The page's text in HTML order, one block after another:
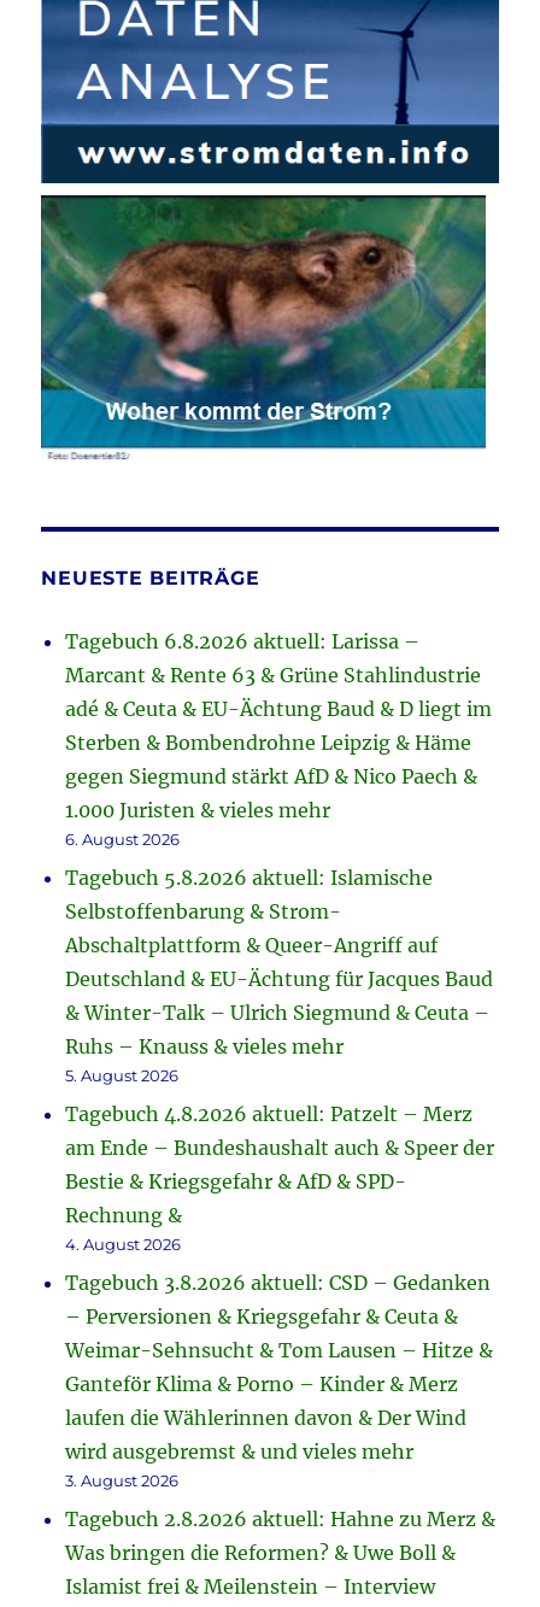
NEUESTE BEITRÄGE
Tagebuch 6.8.2026 aktuell: Larissa –
Marcant & Rente 63 & Grüne Stahlindustrie
adé & Ceuta & EU-Ächtung Baud & D liegt im
Sterben & Bombendrohne Leipzig & Häme
gegen Siegmund stärkt AfD & Nico Paech &
1.000 Juristen & vieles mehr
6. August 2026
Tagebuch 5.8.2026 aktuell: Islamische
Selbstoffenbarung & Strom-
Abschaltplattform & Queer-Angriff auf
Deutschland & EU-Ächtung für Jacques Baud
& Winter-Talk – Ulrich Siegmund & Ceuta –
Ruhs – Knauss & vieles mehr
5. August 2026
Tagebuch 4.8.2026 aktuell: Patzelt – Merz
am Ende – Bundeshaushalt auch & Speer der
Bestie & Kriegsgefahr & AfD & SPD-
Rechnung &
4. August 2026
Tagebuch 3.8.2026 aktuell: CSD – Gedanken
– Perversionen & Kriegsgefahr & Ceuta &
Weimar-Sehnsucht & Tom Lausen – Hitze &
Ganteför Klima & Porno – Kinder & Merz
laufen die Wählerinnen davon & Der Wind
wird ausgebremst & und vieles mehr
3. August 2026
Tagebuch 2.8.2026 aktuell: Hahne zu Merz &
Was bringen die Reformen? & Uwe Boll &
Islamist frei & Meilenstein – Interview